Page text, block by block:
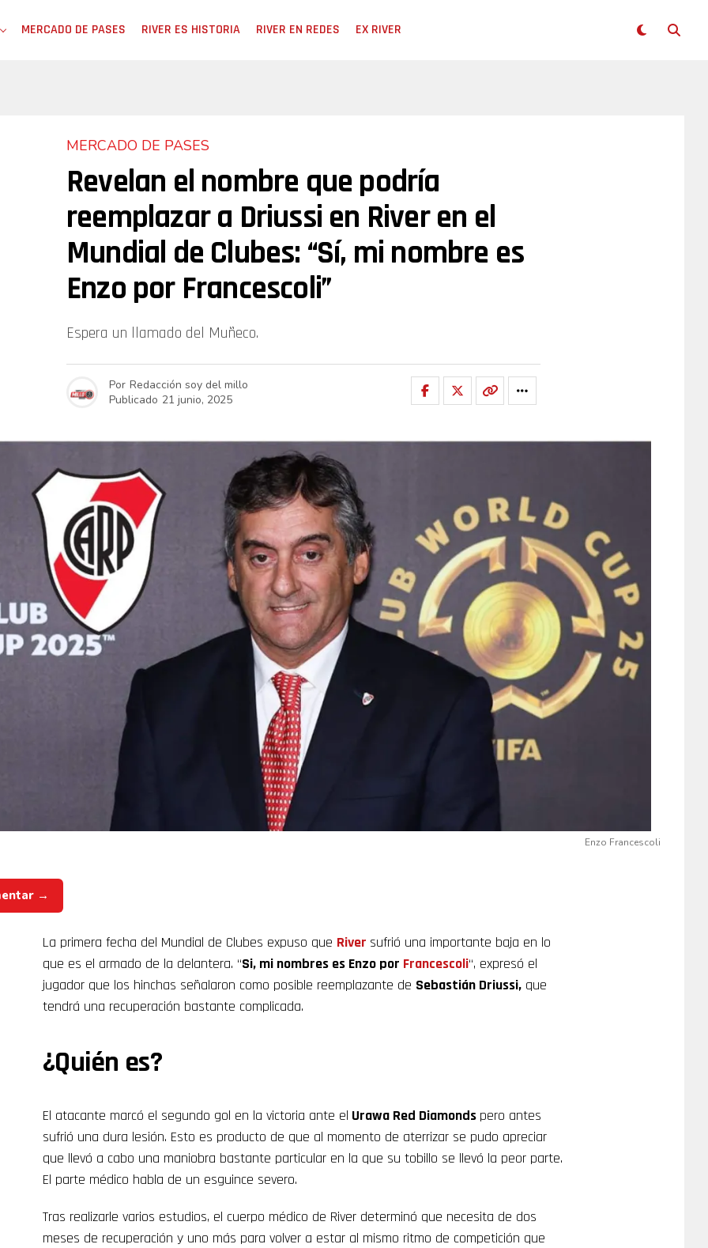
MERCADO DE PASES RIVER ES HISTORIA RIVER EN REDES EX RIVER
MERCADO DE PASES
Revelan el nombre que podría
reemplazar a Driussi en River en el
Mundial de Clubes: “Sí, mi nombre es
Enzo por Francescoli”
Espera un llamado del Muñeco.
Por Redacción soy del millo
Publicado 21 junio, 2025
Enzo Francescoli
→
La primera fecha del Mundial de Clubes expuso que River sufrió una importante baja en lo
que es el armado de la delantera. “Si, mi nombres es Enzo por Francescoli“, expresó el
jugador que los hinchas señalaron como posible reemplazante de Sebastián Driussi, que
tendrá una recuperación bastante complicada.
¿Quién es?
El atacante marcó el segundo gol en la victoria ante el Urawa Red Diamonds pero antes
sufrió una dura lesión. Esto es producto de que al momento de aterrizar se pudo apreciar
que llevó a cabo una maniobra bastante particular en la que su tobillo se llevó la peor parte.
El parte médico habla de un esguince severo.
Tras realizarle varios estudios, el cuerpo médico de River determinó que necesita de dos
meses de recuperación y uno más para volver a estar al mismo ritmo de competición que